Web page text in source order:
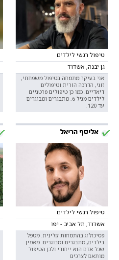
טיפול רגשי לילדים
גן יבנה, אשדוד
אני בעיקר מתמחה בטיפול משפחתי,
זוגי, הדרכה הורית וטיפולים
דיאדיים. כמו כן טיפולים פרטניים
לילדים מגיל 6, מתבגרים ומבוגרים
עד 120.
אליסף הריאל
טיפול רגשי לילדים
אשדוד, תל אביב - יפו
פסיכולוג בהתמחות קלינית. מטפל
בילדים, מתבגרים ומבוגרים. מאמין
שכל אדם הוא ייחודי ולכן הטיפול
מותאם לצרכים